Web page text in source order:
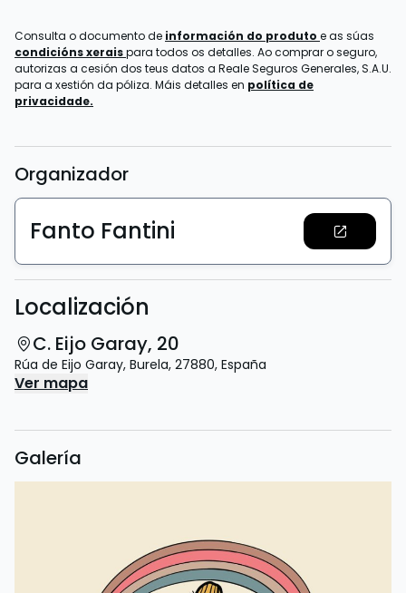
Consulta o documento de información do produto e as súas
condicións xeraispara todos os detalles. Ao comprar o seguro,
autorizas a cesión dos teus datos a Reale Seguros Generales, S.A.U.
para a xestión da póliza. Máis detalles en política de
privacidade.
Organizador
Fanto Fantini
Localización
C. Eijo Garay, 20
Rúa de Eijo Garay, Burela, 27880, España
Ver mapa
Galería